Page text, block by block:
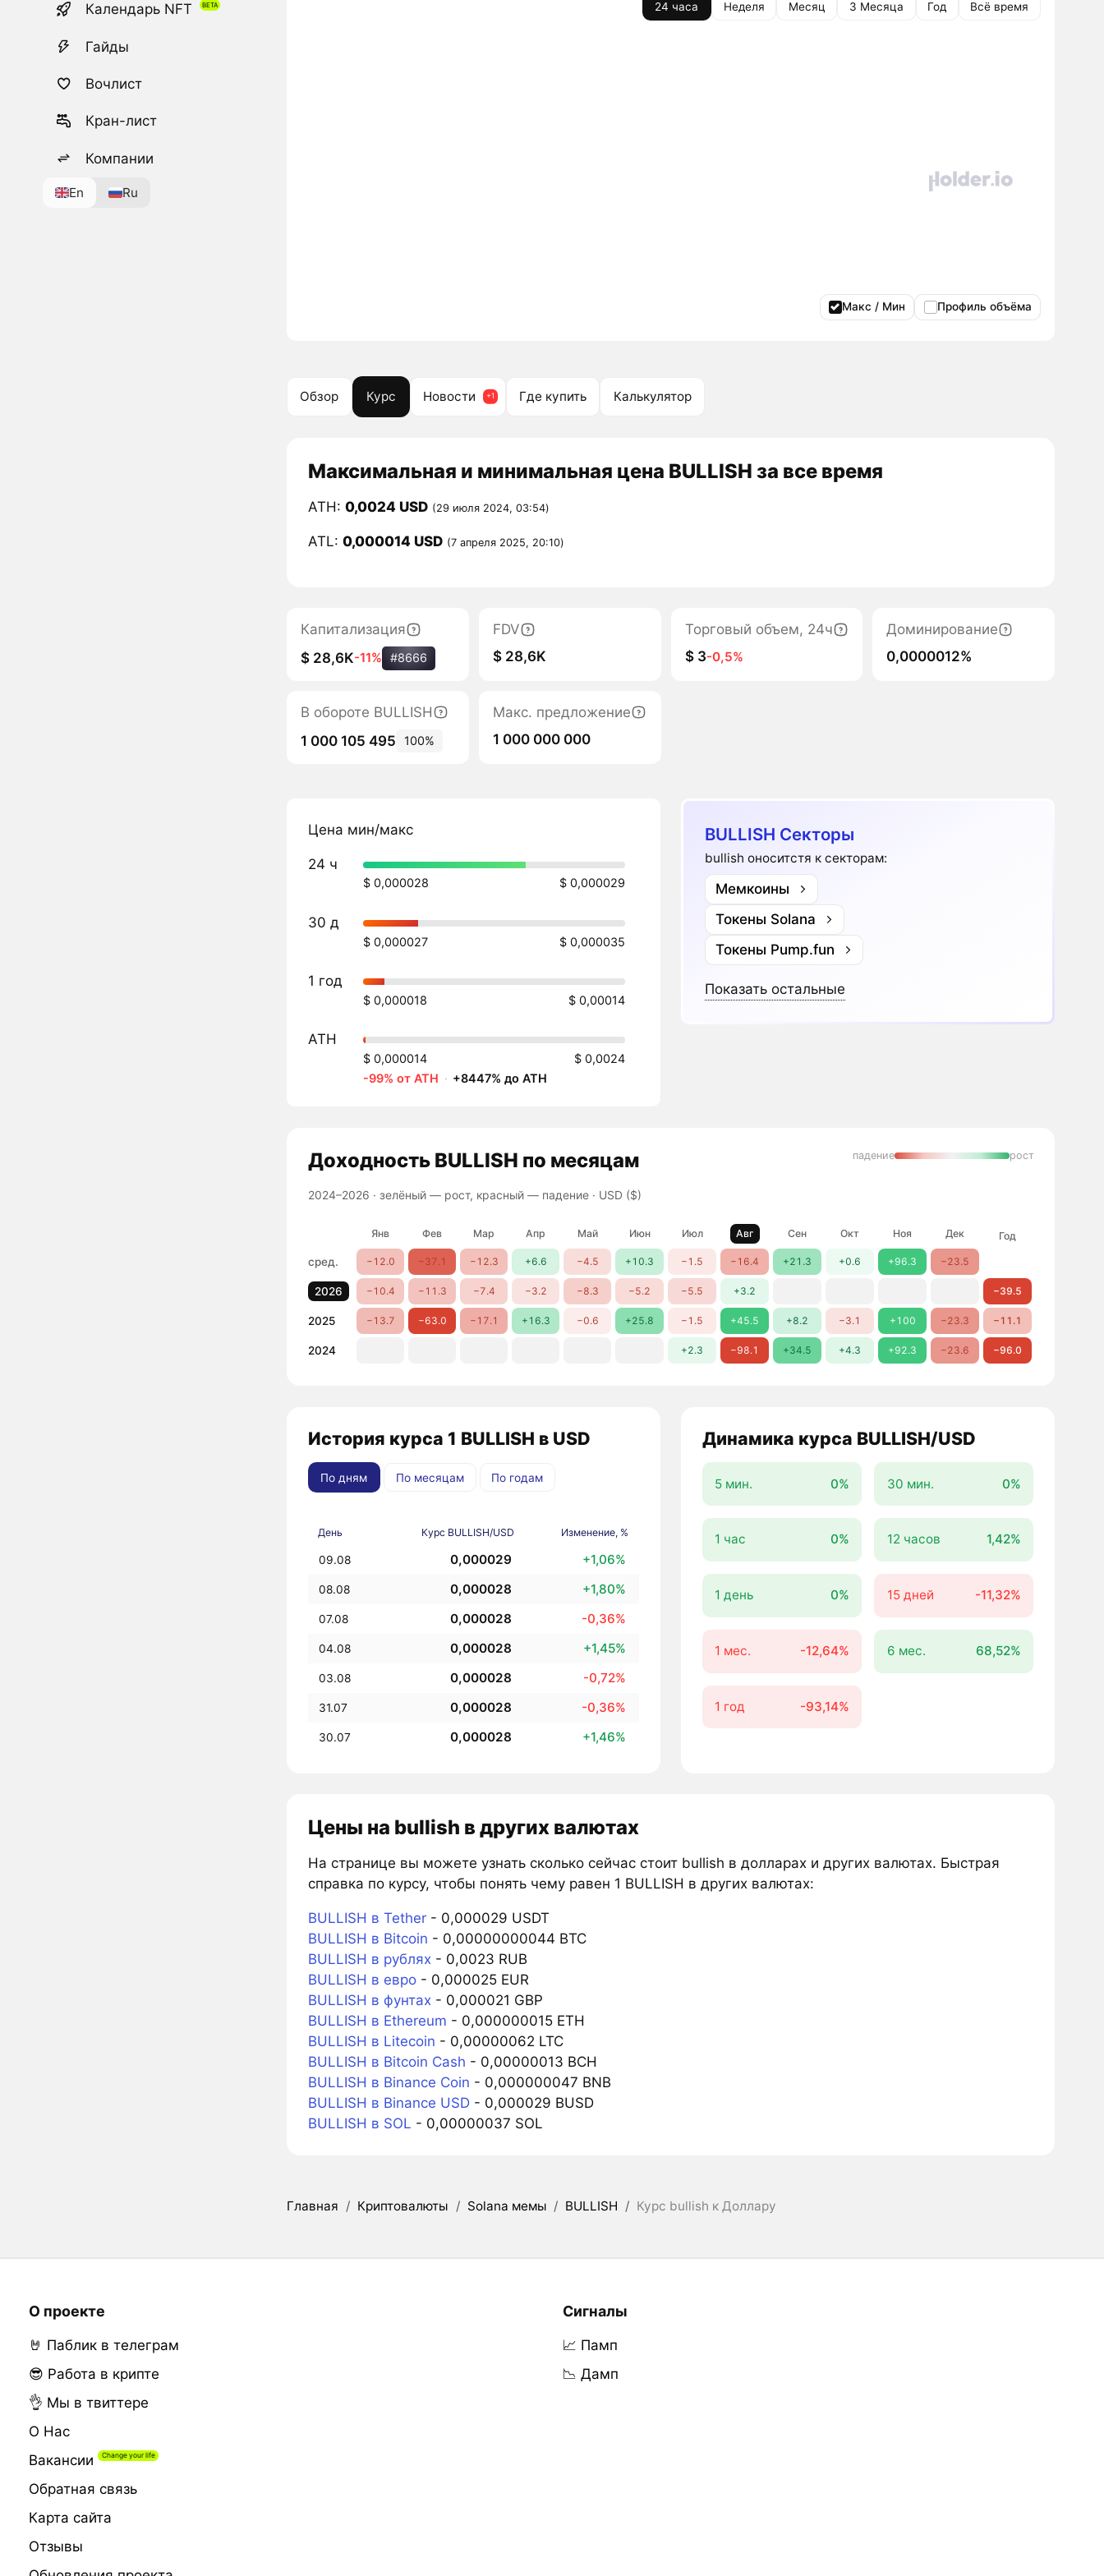
Календарь NFT
Гайды
Вочлист
Кран-лист
Компании
En Ru
24 часа Неделя Месяц 3 Месяца Год Всё время
Макс / Мин Профиль объёма
Обзор Курс Новости Где купить Калькулятор
Максимальная и минимальная цена BULLISH за все время
ATH: 0,0024 USD (29 июля 2024, 03:54)
ATL: 0,000014 USD (7 апреля 2025, 20:10)
Капитализация
$ 28,6K-11% #8666
FDV
$ 28,6K
Торговый объем, 24ч
$ 3-0,5%
Доминирование
0,0000012%
В обороте BULLISH
1 000 105 495
100%
Макс. предложение
1 000 000 000
Цена мин/макс
24 ч
$ 0,000028 $ 0,000029
30 д
$ 0,000027 $ 0,000035
1 год
$ 0,000018 $ 0,00014
ATH
$ 0,000014
$ 0,0024
-99% от ATH · +8447% до ATH
BULLISH Секторы
bullish оноситстя к секторам:
Мемкоины
Токены Solana
Токены Pump.fun
Показать остальные
ДоходностьBULLISH по месяцам
2024–2026 · зелёный — рост, красный — падение· USD ($)
падение рост
Янв Фев Мар Апр Май Июн Июл Авг Сен Окт Ноя Дек Год
сред. −12.0 −37.1 −12.3 +6.6 −4.5 +10.3 −1.5 −16.4 +21.3 +0.6 +96.3 −23.5
2026 −10.4 −11.3 −7.4 −3.2 −8.3 −5.2 −5.5 +3.2 −39.5
2025 −13.7 −63.0 −17.1 +16.3 −0.6 +25.8 −1.5 +45.5 +8.2 −3.1 +100 −23.3 −11.1
2024 +2.3 −98.1 +34.5 +4.3 +92.3 −23.6 −96.0
История курса 1 BULLISH в USD
По дням По месяцам По годам
День Курс BULLISH/USD Изменение, %
09.08 0,000029 +1,06%
08.08 0,000028 +1,80%
07.08 0,000028 -0,36%
04.08 0,000028 +1,45%
03.08 0,000028 -0,72%
31.07 0,000028 -0,36%
30.07 0,000028 +1,46%
Динамика курса BULLISH/USD
5 мин. 0% 30 мин. 0%
1 час 0% 12 часов 1,42%
1 день 0% 15 дней -11,32%
1 мес. -12,64% 6 мес. 68,52%
1 год -93,14%
Цены на bullish в других валютах
На странице вы можете узнать сколько сейчас стоит bullish в долларах и других валютах. Быстрая
справка по курсу, чтобы понять чему равен 1 BULLISH в других валютах:
BULLISH в Tether- 0,000029 USDT
BULLISH в Bitcoin - 0,00000000044 BTC
BULLISH в рублях- 0,0023 RUB
BULLISH в евро- 0,000025 EUR
BULLISH в фунтах- 0,000021 GBP
BULLISH в Ethereum - 0,000000015 ETH
BULLISH в Litecoin - 0,00000062 LTC
BULLISH в Bitcoin Cash - 0,00000013 BCH
BULLISH в Binance Coin - 0,000000047 BNB
BULLISH в Binance USD- 0,000029 BUSD
BULLISH в SOL - 0,00000037 SOL
Главная / Криптовалюты / Solana мемы / BULLISH / Курс bullish к Доллару
О проекте
🤘 Паблик в телеграм
😎 Работа в крипте
👌 Мы в твиттере
О Нас
Вакансии
Обратная связь
Карта сайта
Отзывы
Сигналы
📈 Памп
📉 Дамп